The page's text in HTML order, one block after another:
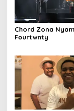
Chord Zona
Fourtwnty